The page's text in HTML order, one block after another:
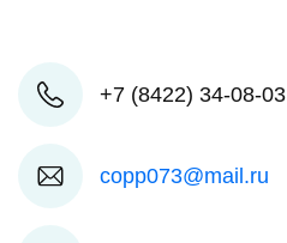
+7 (8422) 34-08-03
copp073@mail.ru